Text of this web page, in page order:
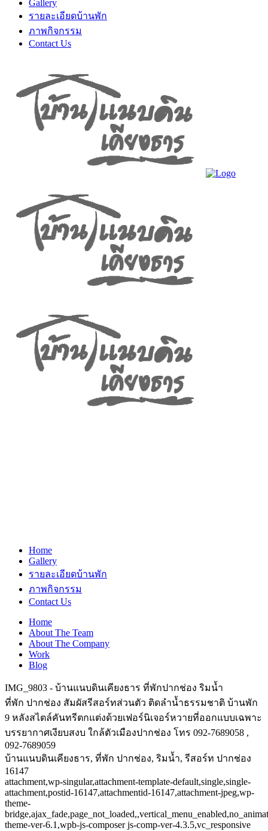
Gallery
รายละเอียดบ้านพัก
ภาพกิจกรรม
Contact Us
Home
Gallery
รายละเอียดบ้านพัก
ภาพกิจกรรม
Contact Us
Home
About The Team
About The Company
Work
Blog
IMG_9803 - บ้านแนบดินเคียงธาร ที่พักปากช่อง ริมน้ำ
ที่พัก ปากช่อง สัมผัสรีสอร์ทส่วนตัว ติดลำน้ำธรรมชาติ บ้านพัก
9 หลังสไตล์คันทรีตกแต่งด้วยเฟอร์นิเจอร์หวายที่ออกแบบเฉพาะ
บรรยากาศเงียบสงบ ใกล้ตัวเมืองปากช่อง โทร 092-7689058 ,
092-7689059
บ้านแนบดินเคียงธาร, ที่พัก ปากช่อง, ริมน้ำ, รีสอร์ท ปากช่อง
16147
attachment,wp-singular,attachment-template-default,single,single-
attachment,postid-16147,attachmentid-16147,attachment-jpeg,wp-
theme-
theme-ver-6.1,wpb-js-composer js-comp-ver-4.3.5,vc_responsive